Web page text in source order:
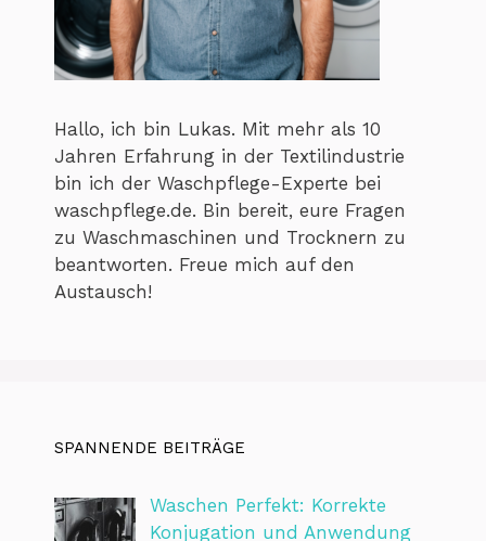
Hallo, ich bin Lukas. Mit mehr als 10
Jahren Erfahrung in der Textilindustrie
bin ich der Waschpflege-Experte bei
waschpflege.de. Bin bereit, eure Fragen
zu Waschmaschinen und Trocknern zu
beantworten. Freue mich auf den
Austausch!
SPANNENDE BEITRÄGE
Waschen Perfekt: Korrekte
Konjugation und Anwendung